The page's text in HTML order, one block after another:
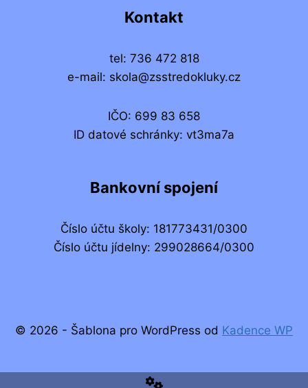
Kontakt
tel: 736 472 818
e-mail: skola@zsstredokluky.cz
IČO: 699 83 658
ID datové schránky: vt3ma7a
Bankovní spojení
Číslo účtu školy: 181773431/0300
Číslo účtu jídelny: 299028664/0300
© 2026 - Šablona pro WordPress od Kadence WP
Administrace